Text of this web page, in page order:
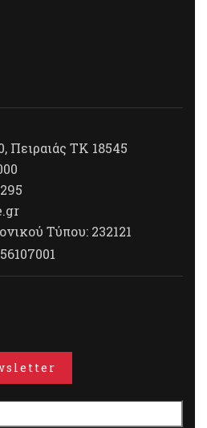
Πειραιάς ΤΚ 18545
Τύπου: 232121